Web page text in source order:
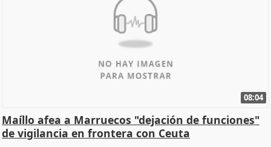
08:04
Maíllo afea a Marruecos "dejación de funciones"
de vigilancia en frontera con Ceuta